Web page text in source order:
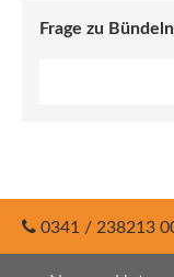
Frage zu
0341 / 238213